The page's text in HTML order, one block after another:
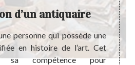
d’un antiquaire
personne qui possède une
en histoire de l’art. Cet
sa compétence pour
Le